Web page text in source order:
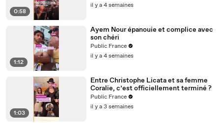
0:58
il y a 4 semaines
1:12
Ayem Nour épanouie et complice avec
son chéri
Public France
il y a 4 semaines
1:03
Entre Christophe Licata et sa femme
Coralie, c’est officiellement terminé ?
Public France
il y a 3 semaines